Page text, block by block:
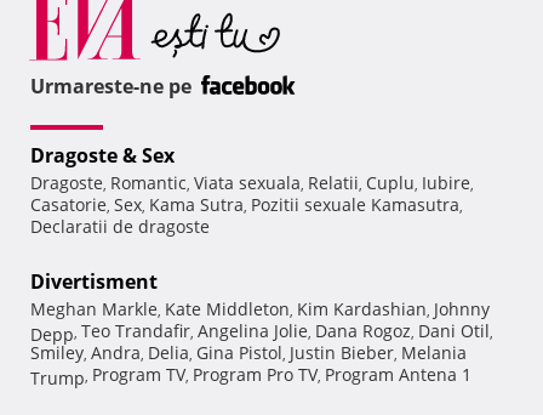
Urmareste-ne pe
Dragoste & Sex
Dragoste, Romantic, Viata sexuala, Relatii, Cuplu, Iubire,
Casatorie, Sex, Kama Sutra, Pozitii sexuale Kamasutra,
Declaratii de dragoste
Divertisment
Meghan Markle, Kate Middleton, Kim Kardashian, Johnny
Depp, Teo Trandafir, Angelina Jolie, Dana Rogoz, Dani Otil,
Smiley, Andra, Delia, Gina Pistol, Justin Bieber, Melania
Trump, Program TV, Program Pro TV, Program Antena 1